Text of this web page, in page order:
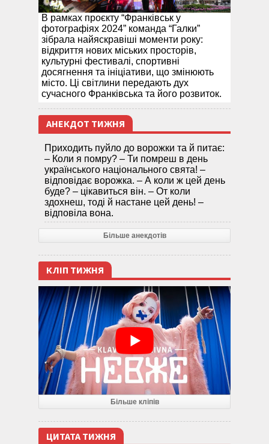
В рамках проєкту “Франківськ у
фотографіях 2024” команда “Галки”
зібрала найяскравіші моменти року:
відкриття нових міських просторів,
культурні фестивалі, спортивні
досягнення та ініціативи, що змінюють
місто. Ці світлини передають дух
сучасного Франківська та його розвиток.
АНЕКДОТ ТИЖНЯ
Приходить пуйло до ворожки та й питає:
– Коли я помру? – Ти помреш в день
українського національного свята! –
відповідає ворожка. – А коли ж цей день
буде? – цікавиться він. – От коли
здохнеш, тоді й настане цей день! –
відповіла вона.
Більше анекдотів
КЛІП ТИЖНЯ
Більше кліпів
ЦИТАТА ТИЖНЯ